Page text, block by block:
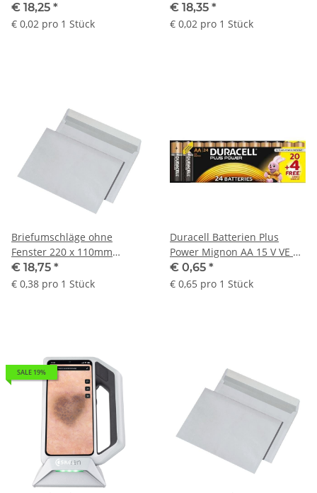
VE 1000 Stück
€ 18,25 *
€ 0,02 pro 1 Stück
selbstklebend C6 VE 1000
Stück
€ 18,35 *
€ 0,02 pro 1 Stück
Briefumschläge ohne
Fenster 220 x 110mm
€ 18,75 *
€ 0,38 pro 1 Stück
Duracell Batterien Plus
Power Mignon AA 15 V VE =
20 Stück
€ 0,65 *
€ 0,65 pro 1 Stück
SALE 19%